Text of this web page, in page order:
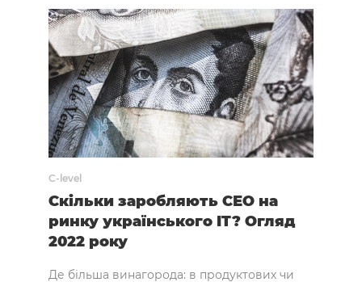
C-level
Скільки заробляють СЕО на
ринку українського IT? Огляд
2022 року
Де більша винагорода: в продуктових чи